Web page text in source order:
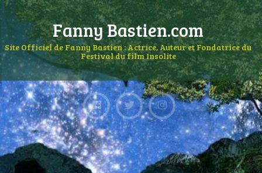
Fanny Bastien.com
Site Officiel de Fanny Bastien : Actrice, Auteur et Fondatrice du
Festival du film Insolite